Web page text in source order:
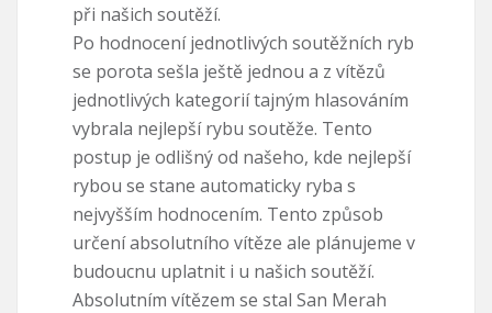
při našich soutěží.
Po hodnocení jednotlivých soutěžních ryb
se porota sešla ještě jednou a z vítězů
jednotlivých kategorií tajným hlasováním
vybrala nejlepší rybu soutěže. Tento
postup je odlišný od našeho, kde nejlepší
rybou se stane automaticky ryba s
nejvyšším hodnocením. Tento způsob
určení absolutního vítěze ale plánujeme v
budoucnu uplatnit i u našich soutěží.
Absolutním vítězem se stal San Merah